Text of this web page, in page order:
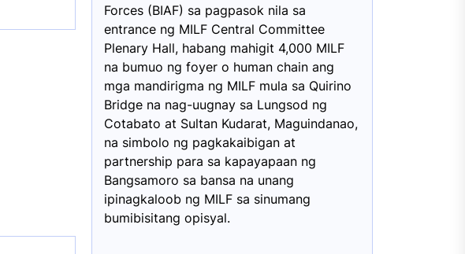
Forces (BIAF) sa pagpasok nila sa
entrance ng MILF Central Committee
Plenary Hall, habang mahigit 4,000 MILF
na bumuo ng foyer o human chain ang
mga mandirigma ng MILF mula sa Quirino
Bridge na nag-uugnay sa Lungsod ng
Cotabato at Sultan Kudarat, Maguindanao,
na simbolo ng pagkakaibigan at
partnership para sa kapayapaan ng
Bangsamoro sa bansa na unang
ipinagkaloob ng MILF sa sinumang
bumibisitang opisyal.